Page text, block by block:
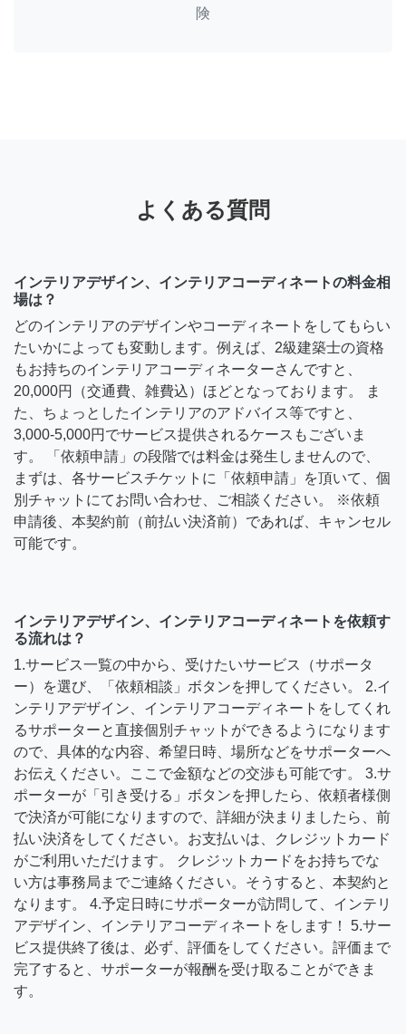
険
よくある質問
インテリアデザイン、インテリアコーディネートの料金相
場は？
どのインテリアのデザインやコーディネートをしてもらい
たいかによっても変動します。例えば、2級建築士の資格
もお持ちのインテリアコーディネーターさんですと、
20,000円（交通費、雑費込）ほどとなっております。 ま
た、ちょっとしたインテリアのアドバイス等ですと、
3,000-5,000円でサービス提供されるケースもございま
す。 「依頼申請」の段階では料金は発生しませんので、
まずは、各サービスチケットに「依頼申請」を頂いて、個
別チャットにてお問い合わせ、ご相談ください。 ※依頼
申請後、本契約前（前払い決済前）であれば、キャンセル
可能です。
インテリアデザイン、インテリアコーディネートを依頼す
る流れは？
1.サービス一覧の中から、受けたいサービス（サポータ
ー）を選び、「依頼相談」ボタンを押してください。 2.イ
ンテリアデザイン、インテリアコーディネートをしてくれ
るサポーターと直接個別チャットができるようになります
ので、具体的な内容、希望日時、場所などをサポーターへ
お伝えください。ここで金額などの交渉も可能です。 3.サ
ポーターが「引き受ける」ボタンを押したら、依頼者様側
で決済が可能になりますので、詳細が決まりましたら、前
払い決済をしてください。お支払いは、クレジットカード
がご利用いただけます。 クレジットカードをお持ちでな
い方は事務局までご連絡ください。そうすると、本契約と
なります。 4.予定日時にサポーターが訪問して、インテリ
アデザイン、インテリアコーディネートをします！ 5.サー
ビス提供終了後は、必ず、評価をしてください。評価まで
完了すると、サポーターが報酬を受け取ることができま
す。